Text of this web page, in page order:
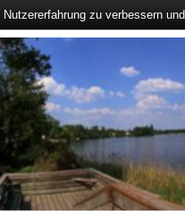
zu verbessern